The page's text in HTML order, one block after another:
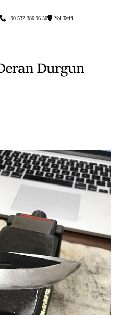
+90 532 380 96 30 Yol Tarifi